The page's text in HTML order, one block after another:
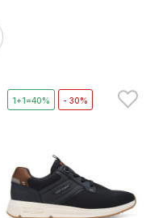
1+1=40% - 30%